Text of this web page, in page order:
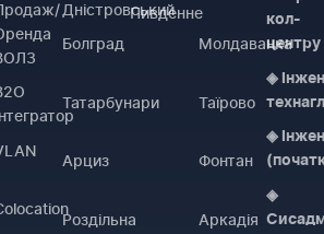
Дністровський
Болград
Татарбунари
Арциз
Роздільна
Пивденне
Молдаванка
Таїрово
Фонтан
Аркадія
кол-
центру
◈
◈
◈